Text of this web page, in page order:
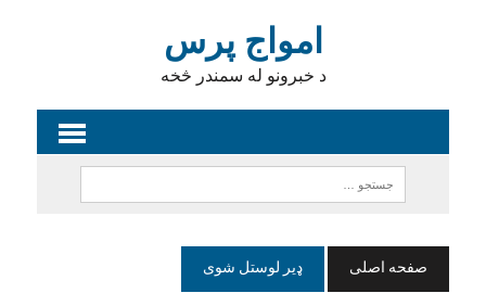
امواج پرس
د خبرونو له سمندر څخه
صفحه اصلی ډیر لوستل شوی